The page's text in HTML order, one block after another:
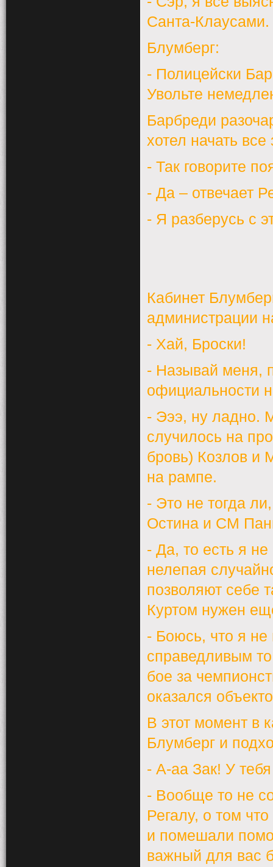
Санта-
Блумберг:
- Полицейски
Увольте
Барбреди
хотел начать
- Так говорите
- Да – отвечает
- Я разберусь с
Кабинет
администрации
- Хай, Броски!
- Называй меня,
официальности
- Эээ, ну ладно.
случилось на
бровь) Козлов и
на рампе.
- Это не тогда
Остина и СМ
- Да, то есть я
нелепая
позволяют себе
Куртом нужен
- Боюсь, что я
справедливым
бое за
оказался
В этот момент в
Блумберг и
- А-аа Зак! У
- Вообще то не
Регалу, о том
и помешали
важный для вас